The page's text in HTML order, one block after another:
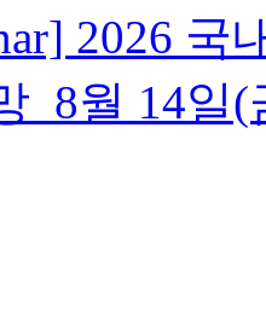
2026 국
_8월 14일(